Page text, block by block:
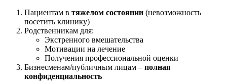
Пациентам в тяжелом состоянии (невозможность
посетить клинику)
Родственникам для:
Экстренного вмешательства
Мотивации на лечение
Получения профессиональной оценки
Бизнесменам/публичным лицам – полная
конфиденциальность